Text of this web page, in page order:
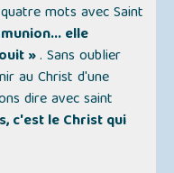
mots avec Saint
elle
». Sans oublier
au Christ d'une
dire avec saint
c'est le Christ qui